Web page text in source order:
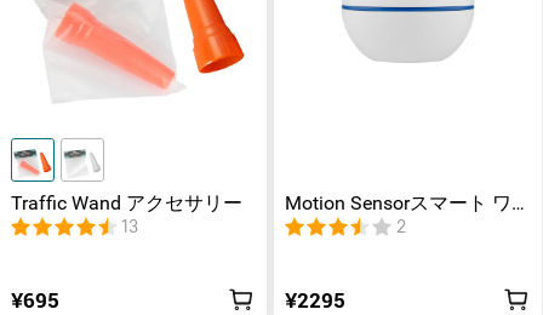
Traffic Wand アクセサリー
13
¥695
Motion Sensorスマート ワ
イヤレス
2
¥2295